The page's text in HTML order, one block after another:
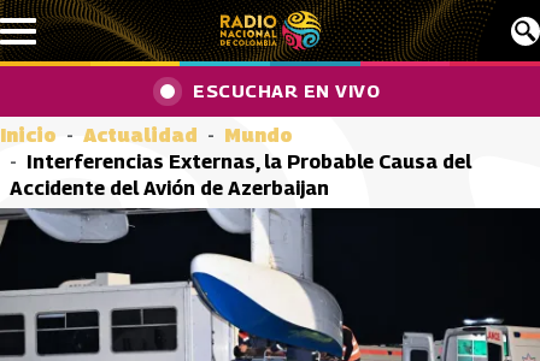
Pasar al contenido principal
ESCUCHAR EN VIVO
Inicio Actualidad
Mundo
Interferencias Externas, la Probable Causa del
Accidente del Avión de Azerbaijan